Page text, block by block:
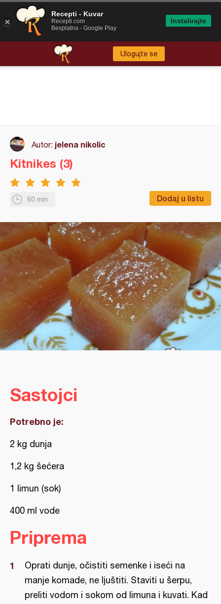
Ulogujte se
Autor: jelena nikolic
60 min Dodaj u listu
Kitnikes (3)
Sastojci
Potrebno je:
2 kg dunja
1,2 kg šećera
1 limun (sok)
400 ml vode
Priprema
Oprati dunje, očistiti semenke i iseći na
manje komade, ne ljuštiti. Staviti u šerpu,
preliti vodom i sokom od limuna i kuvati. Kad
Recepti - Kuvar
Recepti.com
Besplatna - Google Play
Instalirajte